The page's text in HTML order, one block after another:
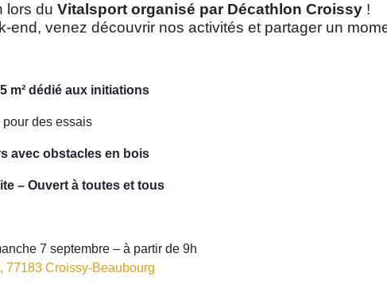
lors du Vitalsport organisé par Décathlon Croissy !
end, venez découvrir nos activités et partager un
m² dédié aux initiations
des essais
avec obstacles en bois
– Ouvert à toutes et tous
7 septembre – à partir de 9h
77183 Croissy-Beaubourg